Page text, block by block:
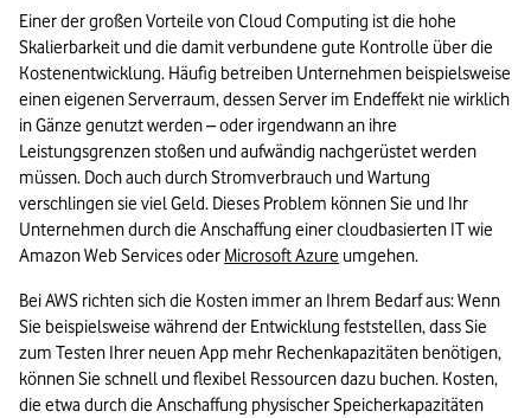
Einer der großen Vorteile von Cloud Computing ist die hohe
Skalierbarkeit und die damit verbundene gute Kontrolle über die
Kostenentwicklung. Häufig betreiben Unternehmen beispielsweise
einen eigenen Serverraum, dessen Server im Endeffekt nie wirklich
in Gänze genutzt werden – oder irgendwann an ihre
Leistungsgrenzen stoßen und aufwändig nachgerüstet werden
müssen. Doch auch durch Stromverbrauch und Wartung
verschlingen sie viel Geld. Dieses Problem können Sie und Ihr
Unternehmen durch die Anschaffung einer cloudbasierten IT wie
Amazon Web Services oder Microsoft Azure umgehen.
Bei AWS richten sich die Kosten immer an Ihrem Bedarf aus: Wenn
Sie beispielsweise während der Entwicklung feststellen, dass Sie
zum Testen Ihrer neuen App mehr Rechenkapazitäten benötigen,
können Sie schnell und flexibel Ressourcen dazu buchen. Kosten,
die etwa durch die Anschaffung physischer Speicherkapazitäten